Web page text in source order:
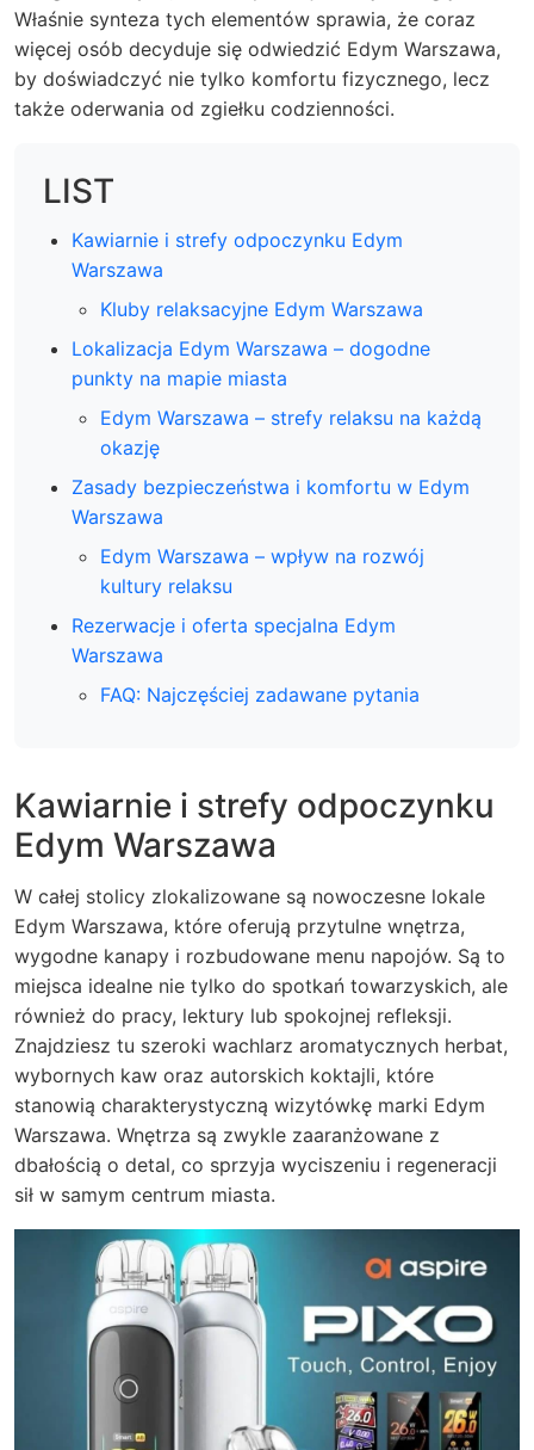
Właśnie synteza tych elementów sprawia, że coraz
więcej osób decyduje się odwiedzić Edym Warszawa,
by doświadczyć nie tylko komfortu fizycznego, lecz
także oderwania od zgiełku codzienności.
LIST
Kawiarnie i strefy odpoczynku Edym
Warszawa
Kluby relaksacyjne Edym Warszawa
Lokalizacja Edym Warszawa – dogodne
punkty na mapie miasta
Edym Warszawa – strefy relaksu na każdą
okazję
Zasady bezpieczeństwa i komfortu w Edym
Warszawa
Edym Warszawa – wpływ na rozwój
kultury relaksu
Rezerwacje i oferta specjalna Edym
Warszawa
FAQ: Najczęściej zadawane pytania
Kawiarnie i strefy odpoczynku
Edym Warszawa
W całej stolicy zlokalizowane są nowoczesne lokale
Edym Warszawa, które oferują przytulne wnętrza,
wygodne kanapy i rozbudowane menu napojów. Są to
miejsca idealne nie tylko do spotkań towarzyskich, ale
również do pracy, lektury lub spokojnej refleksji.
Znajdziesz tu szeroki wachlarz aromatycznych herbat,
wybornych kaw oraz autorskich koktajli, które
stanowią charakterystyczną wizytówkę marki Edym
Warszawa. Wnętrza są zwykle zaaranżowane z
dbałością o detal, co sprzyja wyciszeniu i regeneracji
sił w samym centrum miasta.